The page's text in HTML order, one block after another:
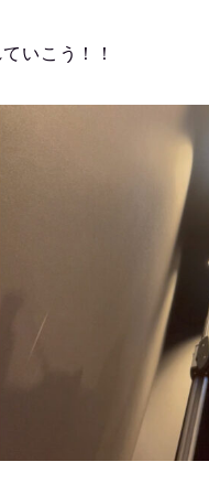
いこう！！